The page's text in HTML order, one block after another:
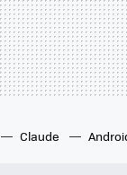
Claude